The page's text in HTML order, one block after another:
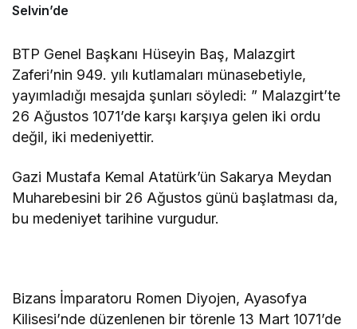
Selvin’de
BTP Genel Başkanı Hüseyin Baş, Malazgirt
Zaferi’nin 949. yılı kutlamaları münasebetiyle,
yayımladığı mesajda şunları söyledi: ” Malazgirt’te
26 Ağustos 1071’de karşı karşıya gelen iki ordu
değil, iki medeniyettir.
Gazi Mustafa Kemal Atatürk’ün Sakarya Meydan
Muharebesini bir 26 Ağustos günü başlatması da,
bu medeniyet tarihine vurgudur.
Bizans İmparatoru Romen Diyojen, Ayasofya
Kilisesi’nde düzenlenen bir törenle 13 Mart 1071’de